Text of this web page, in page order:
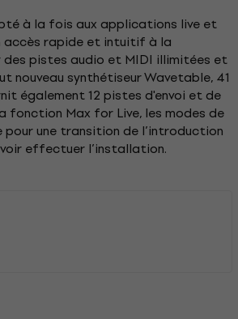
à la fois aux applications live et
accès rapide et intuitif à la
pistes audio et MIDI illimitées et
nouveau synthétiseur Wavetable, 41
également 12 pistes d'envoi et de
fonction Max for Live, les modes de
une transition de l’introduction
effectuer l’installation.